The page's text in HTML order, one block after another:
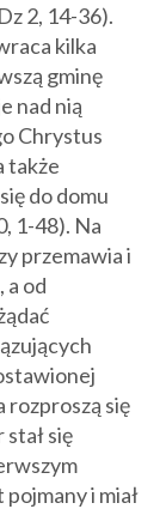
2, 14-36).
kilka
gminę
nad nią
Chrystus
także
do domu
1-48). Na
przemawia i
a od
rozproszą się
się
i miał